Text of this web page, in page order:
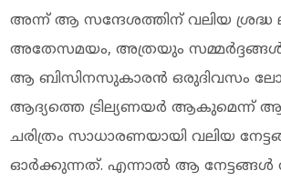
അന്ന് ആ സന്ദേശത്തിന് വലിയ ശ്രദ്ധ
അതേസമയം, അത്രയും സമ്മര്‍ദ്ദങ്ങള്‍
ആ ബിസിനസുകാരന്‍ ഒരുദിവസം
ആദ്യത്തെ ട്രില്യണയര്‍ ആകുമെന്ന്
ചരിത്രം സാധാരണയായി വലിയ
ഓര്‍ക്കുന്നത്. എന്നാല്‍ ആ നേട്ടങ്ങള്‍